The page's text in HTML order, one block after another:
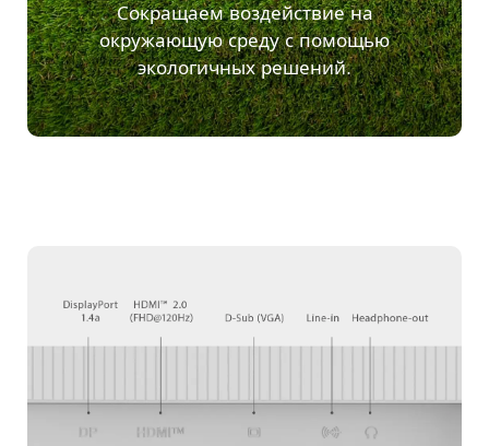
Сокращаем воздействие на
окружающую среду с помощью
экологичных решений.